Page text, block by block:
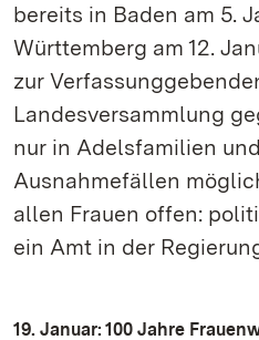
bereits in Baden am 5.
Württemberg am 12.
zur
Landesversammlung
nur in Adelsfamilien
Ausnahmefällen
allen Frauen offen:
ein Amt in der
19. Januar: 100 Jahre